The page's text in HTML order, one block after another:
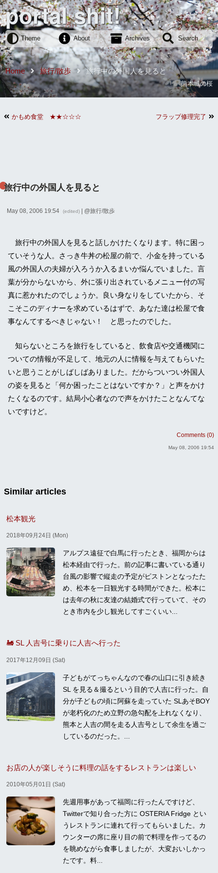
portal shit!
Theme About Archives Search
Home 旅行/散歩 旅行中の外国人を見ると
熊本城の桜
かもめ食堂 ★★☆☆☆ フラップ修理完了
旅行中の外国人を見ると
May 08, 2006 19:54 (edited) | @旅行/散歩
旅行中の外国人を見ると話しかけたくなります。特に困っ
ていそうな人。さっき牛丼の松屋の前で、小金を持っている
風の外国人の夫婦が入ろうか入るまいか悩んでいました。言
葉が分からないから、外に張り出されているメニュー付の写
真に惹かれたのでしょうか。良い身なりをしていたから、そ
こそこのディナーを求めているはずで、あなた達は松屋で食
事なんてするべきじゃない！ と思ったのでした。
知らないところを旅行をしていると、飲食店や交通機関に
ついての情報が不足して、地元の人に情報を与えてもらいた
いと思うことがしばしばありました。だからついつい外国人
の姿を見ると「何か困ったことはないですか？」と声をかけ
たくなるのです。結局小心者なので声をかけたことなんてな
いですけど。
Comments (0)
May 08, 2006 19:54
Similar articles
松本観光
2018年09月24日 (Mon)
アルプス遠征で白馬に行ったとき、福岡からは
松本経由で行った。前の記事に書いている通り
台風の影響で縦走の予定がピストンとなったた
め、松本を一日観光する時間ができた。松本に
は去年の秋に友達の結婚式で行っていて、その
とき市内を少し観光してすごくいい...
🚂 SL 人吉号に乗りに人吉へ行った
2017年12月09日 (Sat)
子どもがてっちゃんなので春の山口に引き続き
SL を見る＆撮るという目的で人吉に行った。自
分が子どもの頃に阿蘇を走っていた SLあそBOY
が老朽化のため立野の急勾配を上れなくなり、
熊本と人吉の間を走る人吉号として余生を過ご
しているのだった。...
お店の人が楽しそうに料理の話をするレストランは楽しい
2010年05月01日 (Sat)
先週用事があって福岡に行ったんですけど、
Twitterで知り合った方に OSTERIA Fridge とい
うレストランに連れて行ってもらいました。カ
ウンターの席に座り目の前で料理を作ってるの
を眺めながら食事しましたが、大変おいしかっ
たです。料...